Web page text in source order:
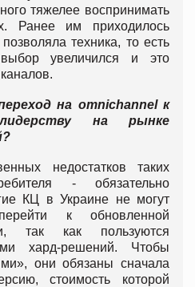
тяжелее воспринимать
Ранее им приходилось
техника, то есть
увеличился и это
на omnichannelк
лидерству на рынке
недостатков таких
- обязательно
КЦ в Украине не могут
к обновленной
так как пользуются
хард-решений. Чтобы
они обязаны сначала
стоимость которой